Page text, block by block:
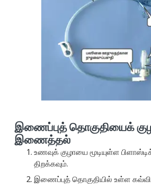
இணைப்புத் தொகுதியைக்
இணைத்தல்
உணவுக் குழாயை மூடியுள்ள
திறக்கவும்.
இணைப்புத் தொகுதியில் உள்ள கவ்வி